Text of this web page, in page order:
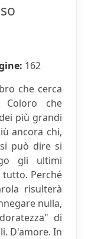
162
che cerca
Coloro che
più grandi
ancora chi,
può dire si
gli ultimi
tutto. Perché
risulterà
nulla,
di
D'amore. In